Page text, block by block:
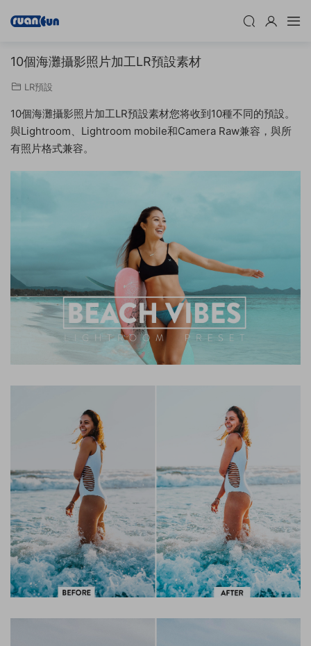
10個海灘攝影照片加工LR預設素材
LR預設
10個海灘攝影照片加工LR預設素材您将收到10種不同的預設。
與Lightroom、Lightroom mobile和Camera Raw兼容，與所
有照片格式兼容。